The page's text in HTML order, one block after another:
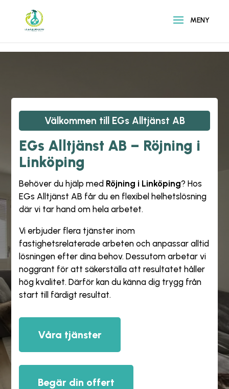
Välkommen till EGs Alltjänst AB
EGs Alltjänst AB – Röjning i
Linköping
Behöver du hjälp med Röjning i Linköping? Hos
EGs Alltjänst AB får du en flexibel helhetslösning
där vi tar hand om hela arbetet.
Vi erbjuder flera tjänster inom
fastighetsrelaterade arbeten och anpassar alltid
lösningen efter dina behov. Dessutom arbetar vi
noggrant för att säkerställa att resultatet håller
hög kvalitet. Därför kan du känna dig trygg från
start till färdigt resultat.
Våra tjänster
Begär din offert